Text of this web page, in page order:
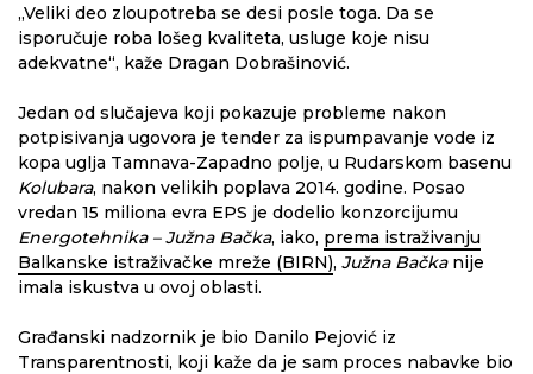
„Veliki deo zloupotreba se desi posle toga. Da se
isporučuje roba lošeg kvaliteta, usluge koje nisu
adekvatne“, kaže Dragan Dobrašinović.
Jedan od slučajeva koji pokazuje probleme nakon
potpisivanja ugovora je tender za ispumpavanje vode iz
kopa uglja Tamnava-Zapadno polje, u Rudarskom basenu
Kolubara, nakon velikih poplava 2014. godine. Posao
vredan 15 miliona evra EPS je dodelio konzorcijumu
Energotehnika – Južna Bačka, iako, prema istraživanju
Balkanske istraživačke mreže (BIRN), Južna Bačkanije
imala iskustva u ovoj oblasti.
Građanski nadzornik je bio Danilo Pejović iz
Transparentnosti, koji kaže da je sam proces nabavke bio